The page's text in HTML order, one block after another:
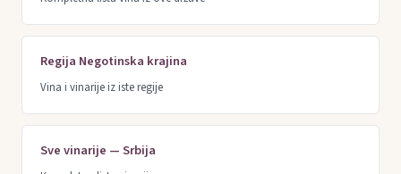
Regija Negotinska krajina
Vina i vinarije iz iste regije
Sve vinarije — Srbija